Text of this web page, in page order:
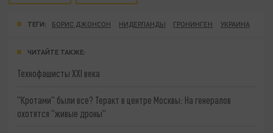
ТЕГИ: БОРИС ДЖОНСОН НИДЕРЛАНДЫ ГРОНИНГЕН УКРАИНА
ЧИТАЙТЕ ТАКЖЕ:
Технофашисты XXI века
"Кротами" были все? Теракт в центре Москвы: На генералов
охотятся "живые дроны"